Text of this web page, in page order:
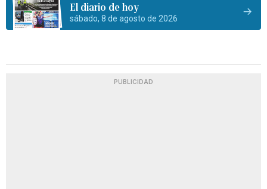
El diario de hoy
sábado, 8 de agosto de 2026
PUBLICIDAD